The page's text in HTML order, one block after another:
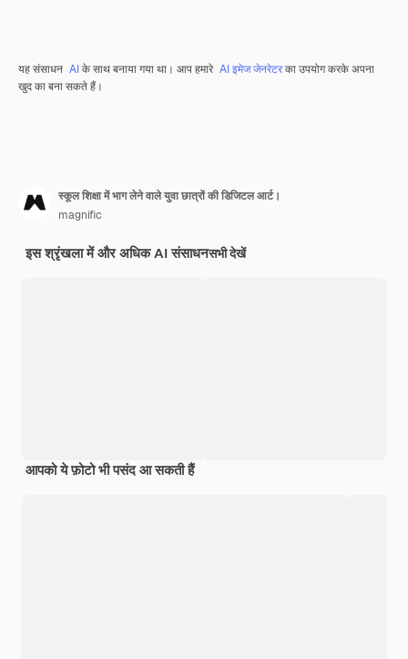
यह संसाधन AIके साथ बनाया गया था। आप हमारे AI इमेज जेनरेटरका उपयोग करके अपना
खुद का बना सकते हैं।
स्कूल शिक्षा में भाग लेने वाले युवा छात्रों की डिजिटल आर्ट।
magnific
इस श्रृंखला में और अधिक AI संसाधनसभी देखें
आपको ये फ़ोटो भी पसंद आ सकती हैं